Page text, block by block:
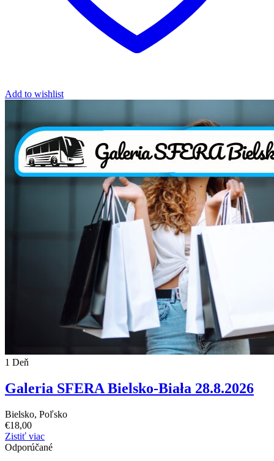
Add to wishlist
1 Deň
Galeria SFERA Bielsko-Biała 28.8.2026
Bielsko, Poľsko
€18,00
Zistiť viac
Odporúčané